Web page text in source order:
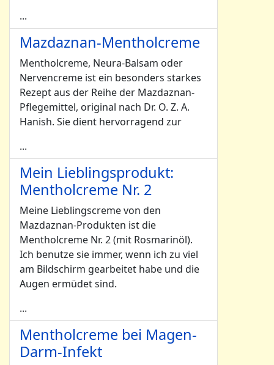
...
Mazdaznan-Mentholcreme
Mentholcreme, Neura-Balsam oder
Nervencreme ist ein besonders starkes
Rezept aus der Reihe der Mazdaznan-
Pflegemittel, original nach Dr. O. Z. A.
Hanish. Sie dient hervorragend zur
...
Mein Lieblingsprodukt:
Mentholcreme Nr. 2
Meine Lieblingscreme von den
Mazdaznan-Produkten ist die
Mentholcreme Nr. 2 (mit Rosmarinöl).
Ich benutze sie immer, wenn ich zu viel
am Bildschirm gearbeitet habe und die
Augen ermüdet sind.
...
Mentholcreme bei Magen-
Darm-Infekt